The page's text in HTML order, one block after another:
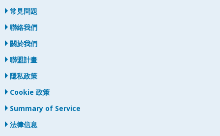
常見問題
聯絡我們
關於我們
聯盟計畫
隱私政策
Cookie 政策
Summary of Service
法律信息